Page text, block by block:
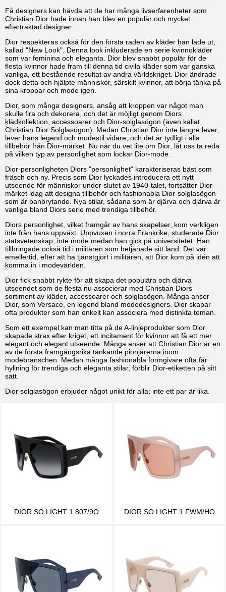
Få designers kan hävda att de har många livserfarenheter som
Christian Dior hade innan han blev en populär och mycket
eftertraktad designer.
Dior respekteras också för den första raden av kläder han lade ut,
kallad "New Look". Denna look inkluderade en serie kvinnokläder
som var feminina och eleganta. Dior blev snabbt populär för de
flesta kvinnor hade fram till denna tid civila kläder som var ganska
vanliga, ett bestående resultat av andra världskriget. Dior ändrade
dock detta och hjälpte människor, särskilt kvinnor, att börja tänka på
sina kroppar och mode igen.
Dior, som många designers, ansåg att kroppen var något man
skulle fira och dekorera, och det är möjligt genom Diors
klädkollektion, accessoarer och Dior-solglasögon (även kallat
Christian Dior Solglasögon). Medan Christian Dior inte längre lever,
lever hans legend och modestil vidare, och det är tydligt i alla
tillbehör från Dior-märket. Nu när du vet lite om Dior, låt oss ta reda
på vilken typ av personlighet som lockar Dior-mode.
Dior-personligheten Diors "personlighet" karakteriseras bäst som
fräsch och ny. Precis som Dior lyckades introducera ett nytt
utseende för människor under slutet av 1940-talet, fortsätter Dior-
märket idag att designa tillbehör och fashionabla Dior-solglasögon
som är banbrytande. Nya stilar, sådana som är djärva och djärva är
vanliga bland Diors serie med trendiga tillbehör.
Diors personlighet, vilket framgår av hans skapelser, kom verkligen
inte från hans uppväxt. Uppvuxen i norra Frankrike, studerade Dior
statsvetenskap, inte mode medan han gick på universitetet. Han
tillbringade också tid i militären som betjänade sitt land. Det var
emellertid, efter att ha tjänstgjort i militären, att Dior kom på idén att
komma in i modevärlden.
Dior fick snabbt rykte för att skapa det populära och djärva
utseendet som de flesta nu associerar med Christian Diors
sortiment av kläder, accessoarer och solglasögon. Många anser
Dior, som Versace, en legend bland modedesigners. Dior skapar
ofta produkter som han enkelt kan associera med distinkta teman.
Som ett exempel kan man titta på de A-linjeprodukter som Dior
skapade strax efter kriget, ett incitament för kvinnor att få ett mer
elegant och elegant utseende. Många anser att Christian Dior är en
av de första framgångsrika tänkande pionjärerna inom
modebranschen. Medan många fashionabla formgivare ofta får
hyllning för trendiga och eleganta stilar, förblir Dior-etiketten på sitt
sätt.
Dior solglasögon erbjuder något unikt för alla; inte ett par är lika.
DIOR SO LIGHT 1 807/9O DIOR SO LIGHT 1 FWM/HO